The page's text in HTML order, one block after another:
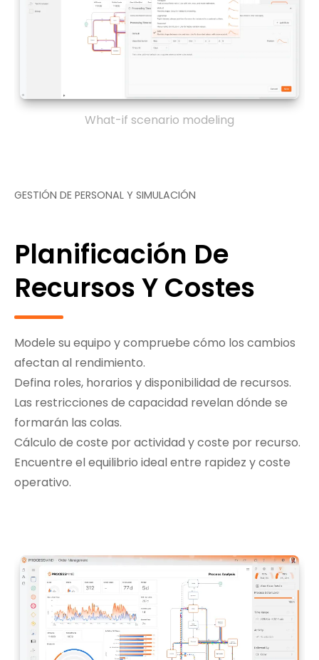
What-if scenario modeling
GESTIÓN DE PERSONAL Y SIMULACIÓN
Planificación De
Recursos Y Costes
Modele su equipo y compruebe cómo los cambios
afectan al rendimiento.
Defina roles, horarios y disponibilidad de recursos.
Las restricciones de capacidad revelan dónde se
formarán las colas.
Cálculo de coste por actividad y coste por recurso.
Encuentre el equilibrio ideal entre rapidez y coste
operativo.